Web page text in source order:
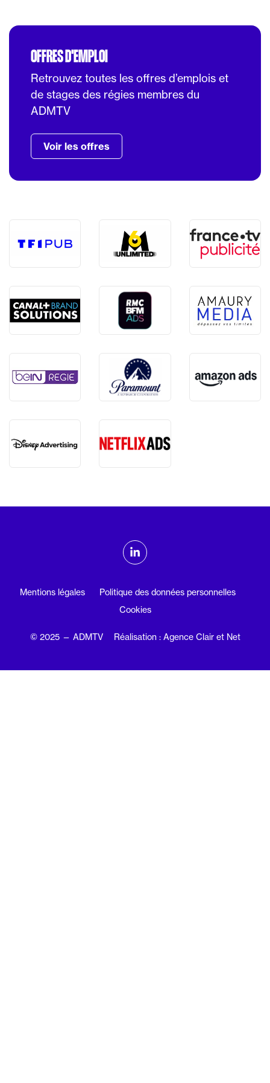
OFFRES D'EMPLOI
Retrouvez toutes les offres d’emplois et
de stages des régies membres du
ADMTV
Voir les offres
ADMTV sur les réseaux sociaux
Linkedin
Mentions légales
Politique des données personnelles
Cookies
© 2025 — ADMTV Réalisation : Agence Clair et Net